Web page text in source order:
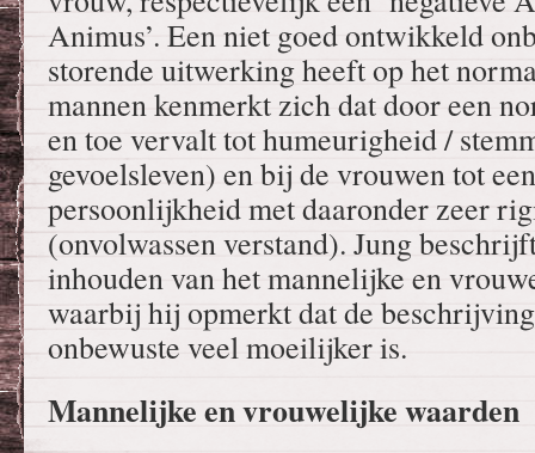
Animus’. Een niet goed ontwikkeld
storende uitwerking heeft op het
mannen kenmerkt zich dat door een
en toe vervalt tot humeurigheid /
gevoelsleven) en bij de vrouwen tot
persoonlijkheid met daaronder zeer
(onvolwassen verstand). Jung
inhouden van het mannelijke en
waarbij hij opmerkt dat de
onbewuste veel moeilijker is.
Mannelijke en vrouwelijke waarden